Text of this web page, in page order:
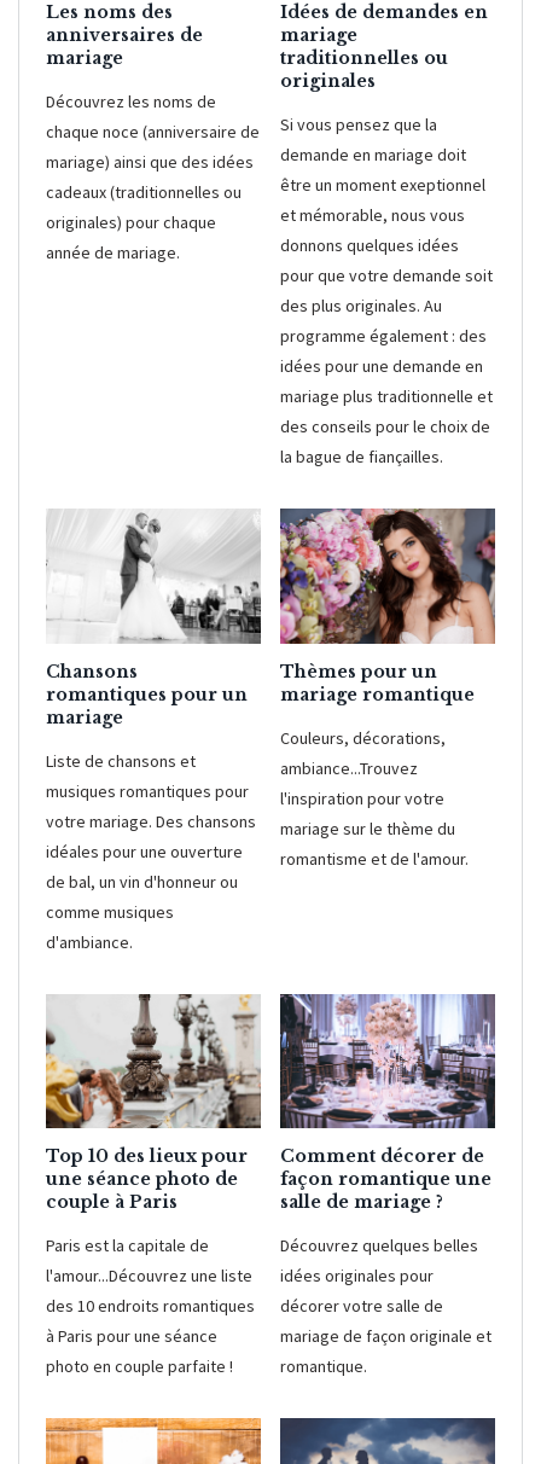
Les noms des
anniversaires de
mariage
Découvrez les noms de
chaque noce (anniversaire de
mariage) ainsi que des idées
cadeaux (traditionnelles ou
originales) pour chaque
année de mariage.
Idées de demandes en
mariage
traditionnelles ou
originales
Si vous pensez que la
demande en mariage doit
être un moment exeptionnel
et mémorable, nous vous
donnons quelques idées
pour que votre demande soit
des plus originales. Au
programme également : des
idées pour une demande en
mariage plus traditionnelle et
des conseils pour le choix de
la bague de fiançailles.
Chansons
romantiques pour un
mariage
Liste de chansons et
musiques romantiques pour
votre mariage. Des chansons
idéales pour une ouverture
de bal, un vin d'honneur ou
comme musiques
d'ambiance.
Thèmes pour un
mariage romantique
Couleurs, décorations,
ambiance...Trouvez
l'inspiration pour votre
mariage sur le thème du
romantisme et de l'amour.
Top 10 des lieux pour
une séance photo de
couple à Paris
Paris est la capitale de
l'amour...Découvrez une liste
des 10 endroits romantiques
à Paris pour une séance
photo en couple parfaite !
Comment décorer de
façon romantique une
salle de mariage ?
Découvrez quelques belles
idées originales pour
décorer votre salle de
mariage de façon originale et
romantique.